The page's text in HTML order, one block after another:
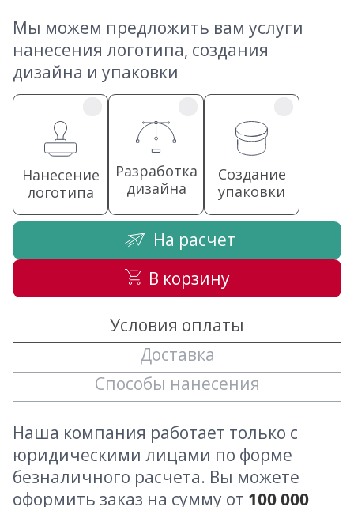
Мы можем предложить вам услуги
нанесения логотипа, создания
дизайна и упаковки
Нанесение
логотипа
Разработка
дизайна
Создание
упаковки
На расчет
В корзину
Условия оплаты
Доставка
Способы нанесения
Наша компания работает только с
юридическими лицами по форме
безналичного расчета. Вы можете
оформить заказ на сумму от 100 000